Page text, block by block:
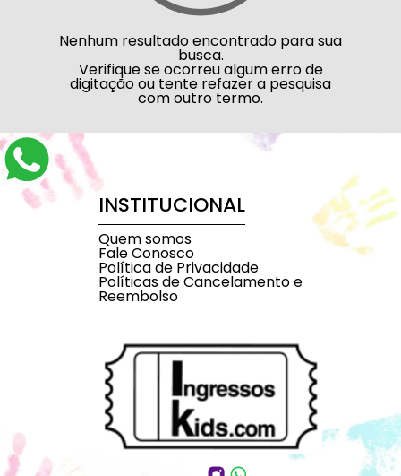
Nenhum resultado encontrado para sua
busca.
Verifique se ocorreu algum erro de
digitação ou tente refazer a pesquisa
com outro termo.
INSTITUCIONAL
Quem somos
Fale Conosco
Política de Privacidade
Políticas de Cancelamento e
Reembolso